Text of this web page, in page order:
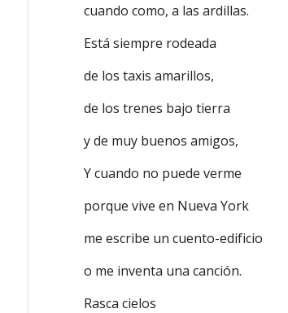
cuando como, a las ardillas.
Está siempre rodeada
de los taxis amarillos,
de los trenes bajo tierra
y de muy buenos amigos,
Y cuando no puede verme
porque vive en Nueva York
me escribe un cuento-edificio
o me inventa una canción.
Rasca cielos